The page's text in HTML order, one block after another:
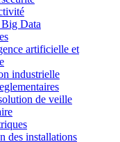
Big Data
artificielle et
industrielle
de veille
des installations